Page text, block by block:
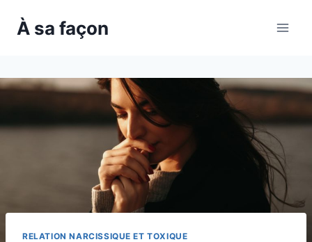
À sa façon
RELATION NARCISSIQUE ET TOXIQUE